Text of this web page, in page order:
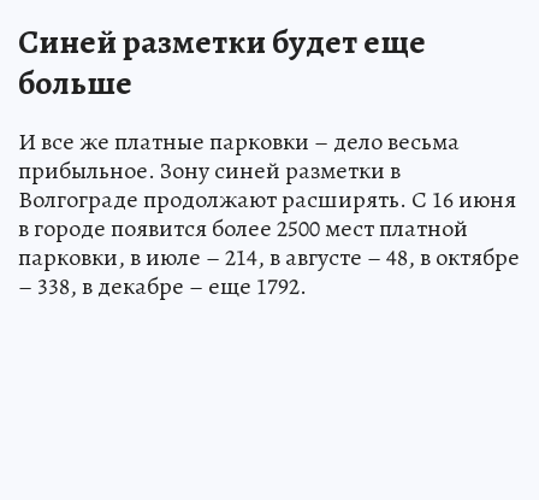
Синей разметки будет еще
больше
И все же платные парковки – дело весьма
прибыльное. Зону синей разметки в
Волгограде продолжают расширять. С 16 июня
в городе появится более 2500 мест платной
парковки, в июле – 214, в августе – 48, в октябре
– 338, в декабре – еще 1792.